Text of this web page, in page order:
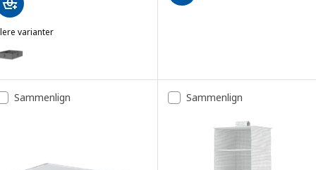
varianter
SKUBB, Boks med rum, mørkegrå, 44x34x11 cm
Sammenlign Sammenlign